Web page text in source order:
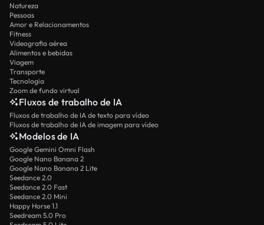
Natureza
Pessoas
Amor e Relacionamentos
Fitness
Videografia aérea
Alimentos e bebidas
Viagem
Transporte
Tecnologia
Zoom de fundo virtual
Fluxos de trabalho de IA
Fluxos de trabalho de IA de texto para vídeo
Fluxos de trabalho de IA de imagem para vídeo
Modelos de IA
Google Gemini Omni Flash
Google Nano Banana 2
Google Nano Banana 2 Lite
Seedance 2.0
Seedance 2.0 Fast
Seedance 2.0 Mini
Happy Horse 1.1
Seedream 5.0 Pro